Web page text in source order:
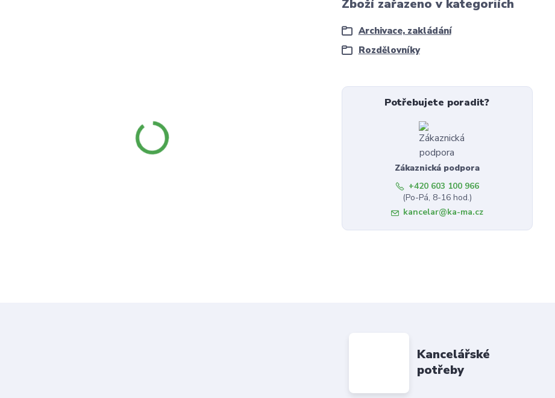
Zboží zařazeno v kategoriích
Archivace, zakládání
Rozdělovníky
Potřebujete poradit?
Zákaznická podpora
+420 603 100 966
(Po-Pá, 8-16 hod.)
kancelar@ka-ma.cz
Kancelářské
potřeby